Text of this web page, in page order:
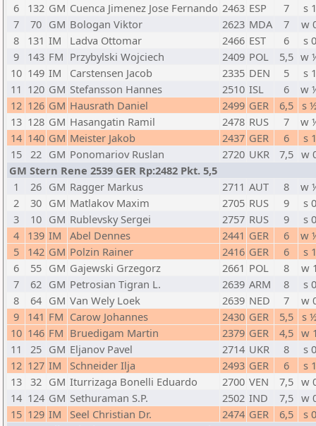
6
132 GM Cuenca Jimenez Jose Fernando 2463 ESP 7
s 1
7
70 GM Bologan Viktor 2623 MDA 7
w
8
131 IM Ladva Ottomar 2466 EST 6
s 0
9
143 FM Przybylski Wojciech 2409 POL 5,5 w
10 149 IM Carstensen Jacob 2335 DEN 5
s 1
11 120 GM Stefansson Hannes 2510 ISL 6
w
12 126 GM Hausrath Daniel 2499 GER 6,5
s
13 128 GM Hasangatin Ramil 2478 RUS 7
w
14 140 GM Meister Jakob 2437 GER 6
s 1
15 22 GM Ponomariov Ruslan 2720 UKR 7,5 w
GM Stern Rene 2539 GER Rp:2482 Pkt. 5,5
1
26 GM Ragger Markus 2711 AUT 8
w
2
30 GM Matlakov Maxim 2705 RUS 9
s 0
3
10 GM Rublevsky Sergei 2757 RUS 9
s 0
4
139 IM Abel Dennes 2441 GER 6
w
5
142 GM Polzin Rainer 2416 GER 6
s 1
6
55 GM Gajewski Grzegorz 2661 POL 8
w
7
62 GM Petrosian Tigran L. 2639 ARM 8
s 0
8
64 GM Van Wely Loek 2639 NED 7
w
9
141 FM Carow Johannes 2430 GER 5,5
s
10 146 FM Bruedigam Martin 2379 GER 4,5 w
11
25 GM Eljanov Pavel 2714 UKR 8
s 0
12 127 IM Schneider Ilja 2493 GER 6
s 1
13 32 GM Iturrizaga Bonelli Eduardo 2700 VEN 7,5 w
14 124 GM Sethuraman S.P. 2502 IND 7,5 w
15 129 IM Seel Christian Dr. 2474 GER 6,5
s 0